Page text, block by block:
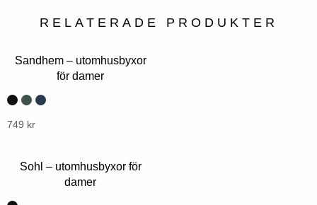
RELATERADE PRODUKTER
Sandhem – utomhusbyxor
för damer
Denna
har
749 kr
Sohl – utomhusbyxor för
damer